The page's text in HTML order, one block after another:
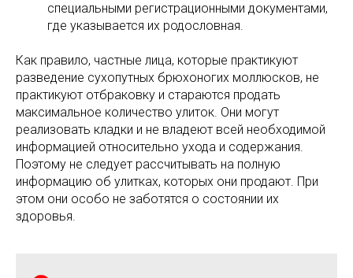
специальными регистрационными документами,
где указывается их родословная.
Как правило, частные лица, которые практикуют
разведение сухопутных брюхоногих моллюсков, не
практикуют отбраковку и стараются продать
максимальное количество улиток. Они могут
реализовать кладки и не владеют всей необходимой
информацией относительно ухода и содержания.
Поэтому не следует рассчитывать на полную
информацию об улитках, которых они продают. При
этом они особо не заботятся о состоянии их
здоровья.